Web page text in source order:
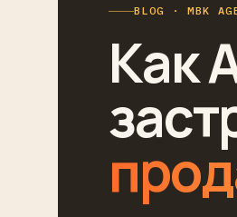
BLOG · MBK
Как